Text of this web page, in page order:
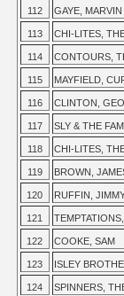
112 GAYE, MARVIN
113 CHI-LITES,
114 CONTOURS,
115 MAYFIELD,
116 CLINTON,
117 SLY & THE
118 CHI-LITES,
119 BROWN,
120 RUFFIN,
121
122 COOKE, SAM
123 ISLEY
124 SPINNERS,